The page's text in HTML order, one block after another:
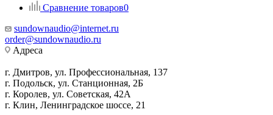
Сравнение товаров0
sundownaudio@internet.ru
order@sundownaudio.ru
Адреса
г. Дмитров, ул. Профессиональная, 137
г. Подольск, ул. Станционная, 2Б
г. Королев, ул. Советская, 42А
г. Клин, Ленинградское шоссе, 21